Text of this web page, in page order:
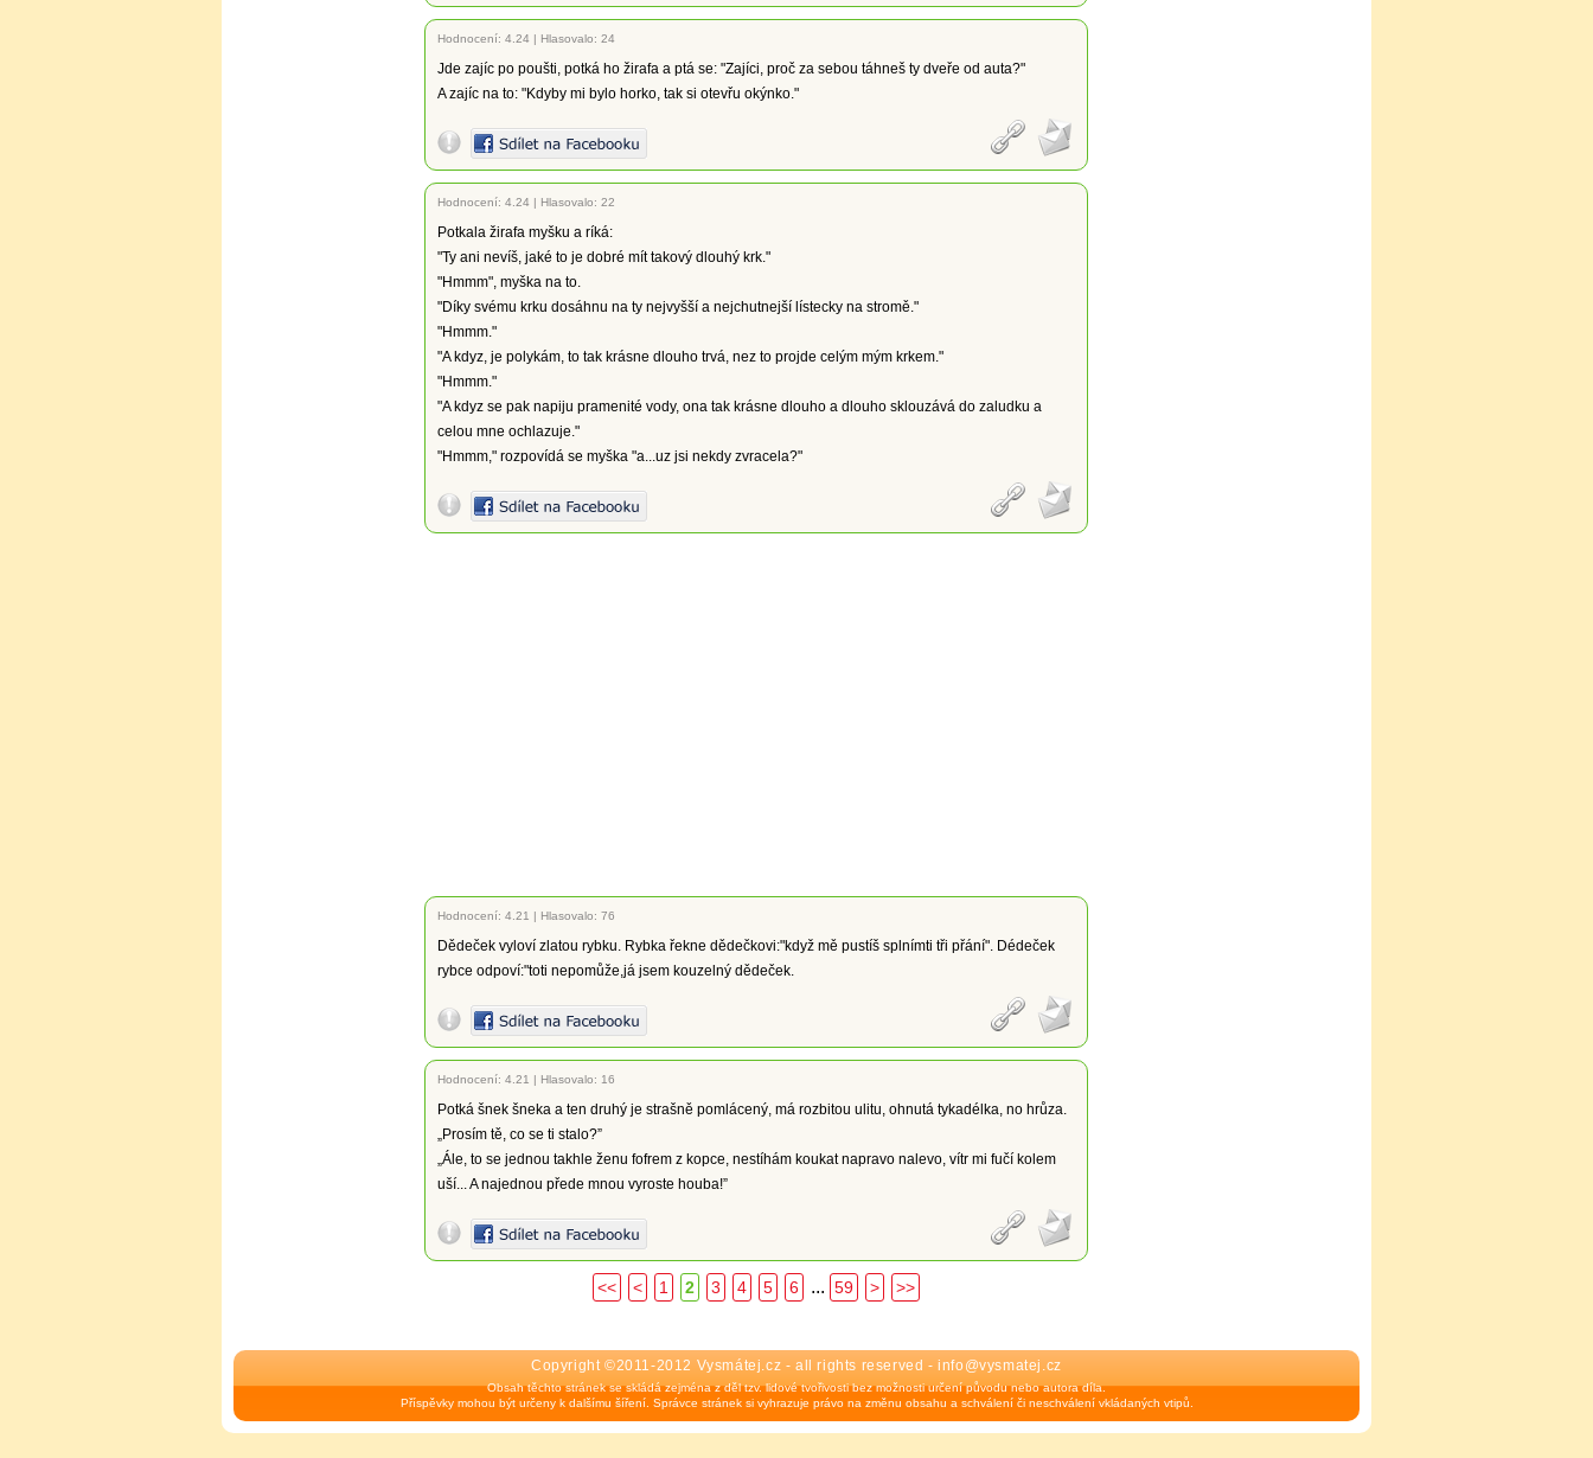
Hodnocení: 4.24 | Hlasovalo: 24
Jde zajíc po poušti, potká ho žirafa a ptá se: "Zajíci, proč za sebou táhneš ty dveře od auta?"
A zajíc na to: "Kdyby mi bylo horko, tak si otevřu okýnko."
Hodnocení: 4.24 | Hlasovalo: 22
Potkala žirafa myšku a ríká:
"Ty ani nevíš, jaké to je dobré mít takový dlouhý krk."
"Hmmm", myška na to.
"Díky svému krku dosáhnu na ty nejvyšší a nejchutnejší lístecky na stromě."
"Hmmm."
"A kdyz, je polykám, to tak krásne dlouho trvá, nez to projde celým mým krkem."
"Hmmm."
"A kdyz se pak napiju pramenité vody, ona tak krásne dlouho a dlouho sklouzává do zaludku a
celou mne ochlazuje."
"Hmmm," rozpovídá se myška "a...uz jsi nekdy zvracela?"
Hodnocení: 4.21 | Hlasovalo: 76
Dědeček vyloví zlatou rybku. Rybka řekne dědečkovi:"když mě pustíš splnímti tři přání". Dédeček
rybce odpoví:"toti nepomůže,já jsem kouzelný dědeček.
Hodnocení: 4.21 | Hlasovalo: 16
Potká šnek šneka a ten druhý je strašně pomlácený, má rozbitou ulitu, ohnutá tykadélka, no hrůza.
„Prosím tě, co se ti stalo?”
„Ále, to se jednou takhle ženu fofrem z kopce, nestíhám koukat napravo nalevo, vítr mi fučí kolem
uší... A najednou přede mnou vyroste houba!”
<< < 1 2 3 4 5 6 ... 59 > >>
Copyright ©2011-2012 Vysmátej.cz - all rights reserved - info@vysmatej.cz
Obsah těchto stránek se skládá zejména z děl tzv. lidové tvořivosti bez možnosti určení původu nebo autora díla.
Příspěvky mohou být určeny k dalšímu šíření. Správce stránek si vyhrazuje právo na změnu obsahu a schválení či neschválení vkládaných vtipů.